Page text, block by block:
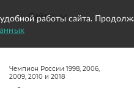
«Запад»
Сайты
Сайты
Чемпион России 1998, 2006,
2009, 2010 и 2018
работы сайта.